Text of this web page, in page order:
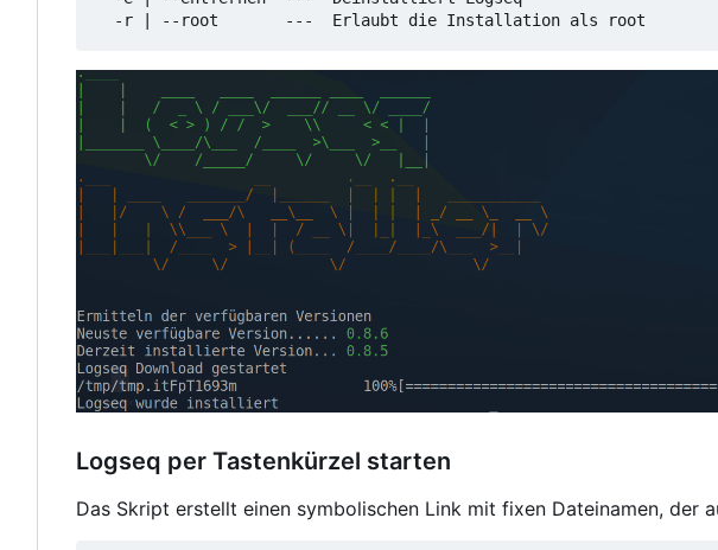
Logseq per Tastenkürzel starten
Das Skript erstellt einen symbolischen Link mit fixen Dateinamen, der